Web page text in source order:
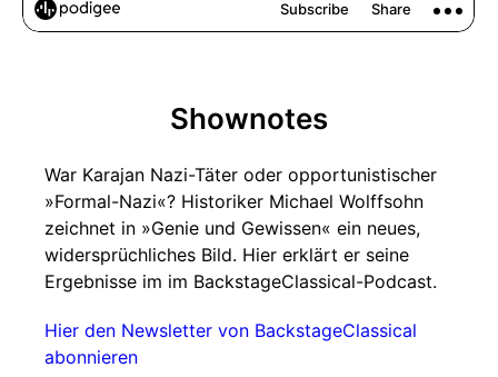
Shownotes
War Karajan Nazi-Täter oder opportunistischer
»Formal-Nazi«? Historiker Michael Wolffsohn
zeichnet in »Genie und Gewissen« ein neues,
widersprüchliches Bild. Hier erklärt er seine
Ergebnisse im im BackstageClassical-Podcast.
Hier den Newsletter von BackstageClassical
abonnieren